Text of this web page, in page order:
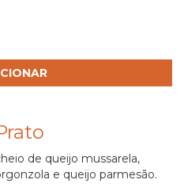
de queijo mussarela,
e queijo parmesão.